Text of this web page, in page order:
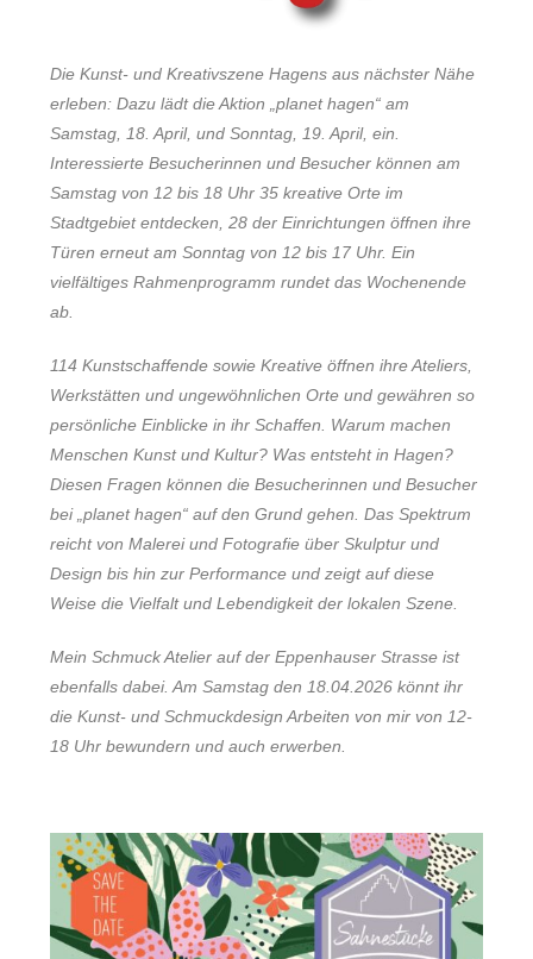
Die Kunst- und Kreativszene Hagens aus nächster Nähe
erleben: Dazu lädt die Aktion „planet hagen“ am
Samstag, 18. April, und Sonntag, 19. April, ein.
Interessierte Besucherinnen und Besucher können am
Samstag von 12 bis 18 Uhr 35 kreative Orte im
Stadtgebiet entdecken, 28 der Einrichtungen öffnen ihre
Türen erneut am Sonntag von 12 bis 17 Uhr. Ein
vielfältiges Rahmenprogramm rundet das Wochenende
ab.
114 Kunstschaffende sowie Kreative öffnen ihre Ateliers,
Werkstätten und ungewöhnlichen Orte und gewähren so
persönliche Einblicke in ihr Schaffen. Warum machen
Menschen Kunst und Kultur? Was entsteht in Hagen?
Diesen Fragen können die Besucherinnen und Besucher
bei „planet hagen“ auf den Grund gehen. Das Spektrum
reicht von Malerei und Fotografie über Skulptur und
Design bis hin zur Performance und zeigt auf diese
Weise die Vielfalt und Lebendigkeit der lokalen Szene.
Mein Schmuck Atelier auf der Eppenhauser Strasse ist
ebenfalls dabei. Am Samstag den 18.04.2026 könnt ihr
die Kunst- und Schmuckdesign Arbeiten von mir von 12-
18 Uhr bewundern und auch erwerben.